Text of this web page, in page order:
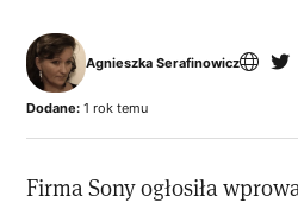
Agnieszka Serafinowicz
Dodane: 1 rok temu
Firma Sony ogłosiła